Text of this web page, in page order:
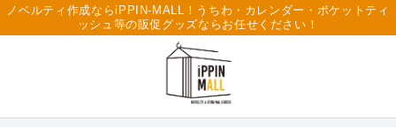
ノベルティ作成ならiPPIN-MALL！うちわ・カレンダー・ポケットティ
ッシュ等の販促グッズならお任せください！